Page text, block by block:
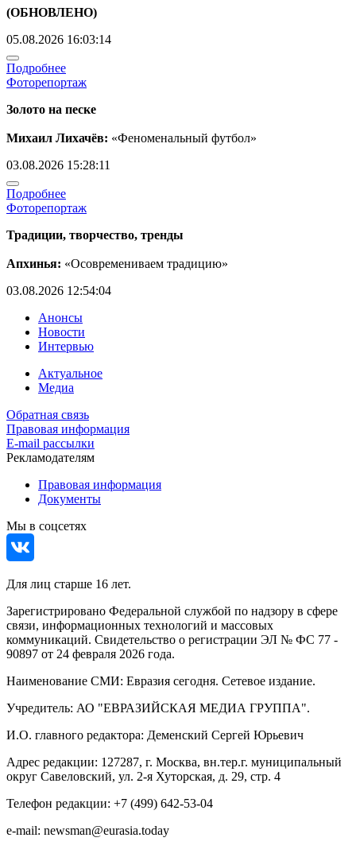
(ОБНОВЛЕНО)
05.08.2026 16:03:14
Подробнее
Фоторепортаж
Золото на песке
Михаил Лихачёв: «Феноменальный футбол»
03.08.2026 15:28:11
Подробнее
Фоторепортаж
Традиции, творчество, тренды
Апхинья: «Осовремениваем традицию»
03.08.2026 12:54:04
Анонсы
Новости
Интервью
Актуальное
Медиа
Обратная связь
Правовая информация
E-mail рассылки
Рекламодателям
Правовая информация
Документы
Мы в соцсетях
Для лиц старше 16 лет.
Зарегистрировано Федеральной службой по надзору в сфере
связи, информационных технологий и массовых
коммуникаций. Свидетельство о регистрации ЭЛ № ФС 77 -
90897 от 24 февраля 2026 года.
Наименование СМИ: Евразия сегодня. Сетевое издание.
Учредитель: АО "ЕВРАЗИЙСКАЯ МЕДИА ГРУППА".
И.О. главного редактора: Деменский Сергей Юрьевич
Адрес редакции: 127287, г. Москва, вн.тер.г. муниципальный
округ Савеловский, ул. 2-я Хуторская, д. 29, стр. 4
Телефон редакции: +7 (499) 642-53-04
e-mail: newsman@eurasia.today